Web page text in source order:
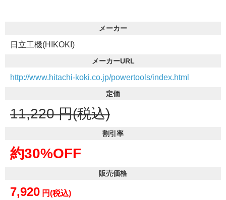
メーカー
日立工機(HIKOKI)
メーカーURL
http://www.hitachi-koki.co.jp/powertools/index.html
定価
11,220 円(税込)
割引率
約30%OFF
販売価格
7,920 円(税込)